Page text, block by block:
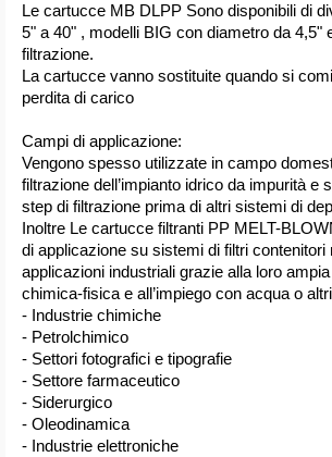
Le cartucce MB DLPP Sono disponibili di
5" a 40" , modelli BIG con diametro da 4,5"
filtrazione.
La cartucce vanno sostituite quando si
perdita di carico
Campi di applicazione:
Vengono spesso utilizzate in campo
filtrazione dell’impianto idrico da impurità e
step di filtrazione prima di altri sistemi di
Inoltre Le cartucce filtranti PP MELT-
di applicazione su sistemi di filtri
applicazioni industriali grazie alla loro
chimica-fisica e all’impiego con acqua o
- Industrie chimiche
- Petrolchimico
- Settori fotografici e tipografie
- Settore farmaceutico
- Siderurgico
- Oleodinamica
- Industrie elettroniche